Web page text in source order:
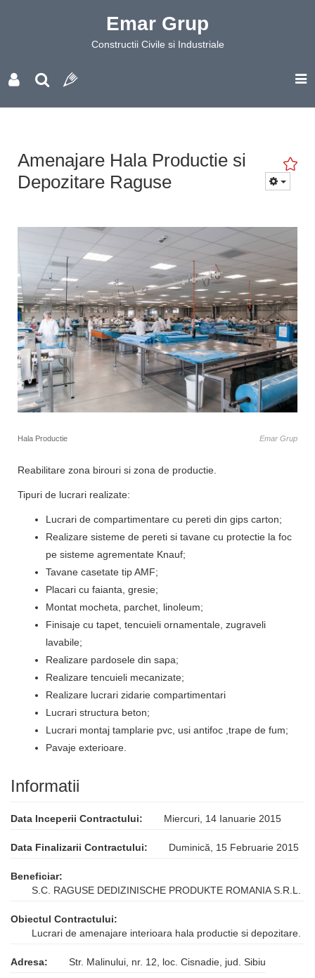
Emar Grup
Constructii Civile si Industriale
Amenajare Hala Productie si
Depozitare Raguse
Hala Productie Emar Grup
Reabilitare zona birouri si zona de productie.
Tipuri de lucrari realizate:
Lucrari de compartimentare cu pereti din gips carton;
Realizare sisteme de pereti si tavane cu protectie la foc
pe sisteme agrementate Knauf;
Tavane casetate tip AMF;
Placari cu faianta, gresie;
Montat mocheta, parchet, linoleum;
Finisaje cu tapet, tencuieli ornamentale, zugraveli
lavabile;
Realizare pardosele din sapa;
Realizare tencuieli mecanizate;
Realizare lucrari zidarie compartimentari
Lucrari structura beton;
Lucrari montaj tamplarie pvc, usi antifoc ,trape de fum;
Pavaje exterioare.
Informatii
Data Inceperii Contractului: Miercuri, 14 Ianuarie 2015
Data Finalizarii Contractului: Duminică, 15 Februarie 2015
Beneficiar:
S.C. RAGUSE DEDIZINISCHE PRODUKTE ROMANIA S.R.L.
Obiectul Contractului:
Lucrari de amenajare interioara hala productie si depozitare.
Adresa: Str. Malinului, nr. 12, loc. Cisnadie, jud. Sibiu